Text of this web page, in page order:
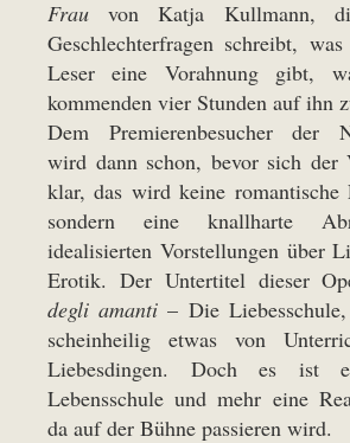
Frau von Katja Kullmann,
Geschlechterfragen schreibt,
Leser eine Vorahnung gibt,
kommenden vier Stunden auf ihn
Dem Premierenbesucher der
wird dann schon, bevor sich der
klar, das wird keine romantische
sondern eine knallharte
idealisierten Vorstellungen über
Erotik. Der Untertitel dieser
degli amanti – Die
scheinheilig etwas von
Liebesdingen. Doch es ist
Lebensschule und mehr eine
da auf der Bühne passieren wird.